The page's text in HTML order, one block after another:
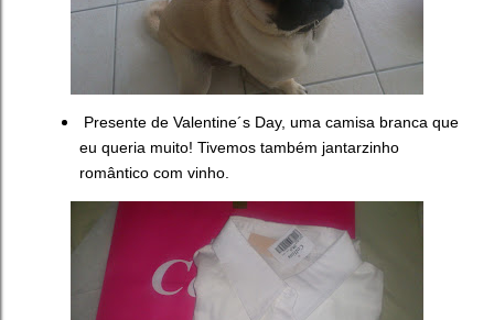
Presente de Valentine´s Day, uma camisa branca que
eu queria muito! Tivemos também jantarzinho
romântico com vinho.